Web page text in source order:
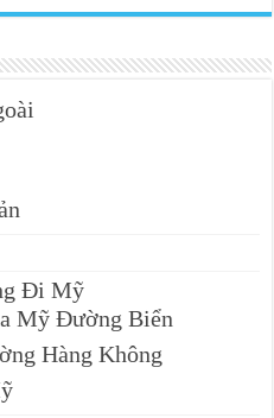
Đi Mỹ
Mỹ Đường Biển
Hàng Không